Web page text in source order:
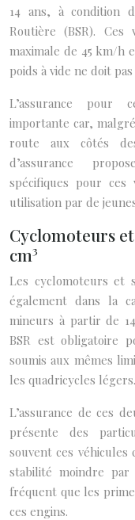
14 ans, à condition
Routière (BSR).
maximale de 45 km/h
poids à vide ne doit
L’assurance pour
importante car,
route aux côtés
d’assurance
spécifiques pour
utilisation par de
Cyclomoteurs
cm³
Les cyclomoteurs et
également dans la
mineurs à partir de
BSR est obligatoire
soumis aux mêmes
les quadricycles légers.
L’assurance de ces
présente des
souvent ces
stabilité moindre
fréquent que les
ces engins.